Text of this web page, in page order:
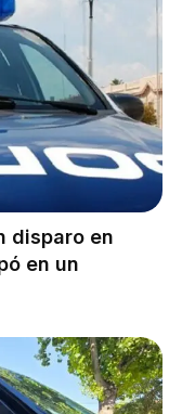
disparo en
en un